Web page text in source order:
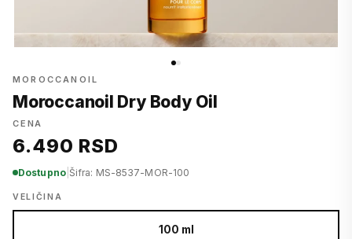
MOROCCANOIL
Moroccanoil Dry Body Oil
CENA
6.490 RSD
Dostupno| Šifra: MS-8537-MOR-100
VELIČINA
100 ml